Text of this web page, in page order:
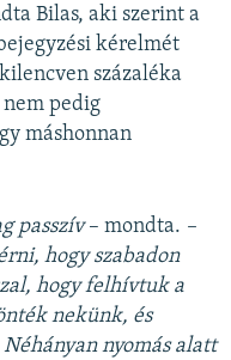
Bilas, aki szerint a
kérelmét
százaléka
pedig
máshonnan
passzív– mondta. –
hogy szabadon
hogy felhívtuk a
nekünk, és
nyomás alatt